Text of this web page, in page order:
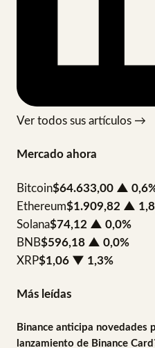
Ver todos sus artículos →
Mercado ahora
Bitcoin$64.633,00 ▲
Ethereum$1.909,82 ▲
Solana$74,12 ▲ 0,0%
BNB$596,18 ▲ 0,0%
XRP$1,06 ▼ 1,3%
Más leídas
Binance anticipa novedades
lanzamiento de Binance